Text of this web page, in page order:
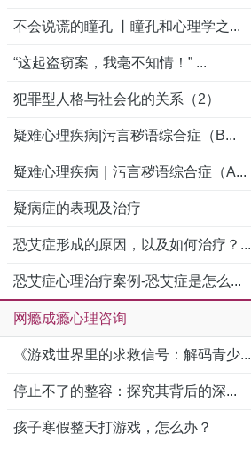
不会说谎的瞳孔 丨瞳孔和心理学之...
“这起盗窃案，我毫不知情！” ...
犯罪型人格与社会化的关系（2）
疑难心理疾病|污言秽语综合症（B...
疑难心理疾病｜污言秽语综合症（A...
疑病症的表现及治疗
恐艾症形成的原因，以及如何治疗？...
恐艾症心理治疗案例-恐艾症是怎么...
网瘾成瘾心理咨询
《游戏世界里的求救信号：解码青少...
停止不了的整容：探究其背后的深...
孩子寒假整天打游戏，怎么办？